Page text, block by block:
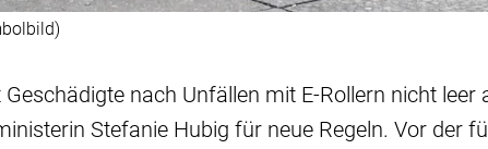
nach Unfällen mit E-Rollern nicht leer
Stefanie Hubig für neue Regeln. Vor der